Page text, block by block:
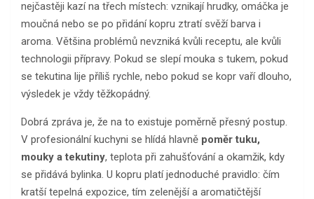
nejčastěji kazí na třech místech: vznikají hrudky, omáčka je
moučná nebo se po přidání kopru ztratí svěží barva i
aroma. Většina problémů nevzniká kvůli receptu, ale kvůli
technologii přípravy. Pokud se slepí mouka s tukem, pokud
se tekutina lije příliš rychle, nebo pokud se kopr vaří dlouho,
výsledek je vždy těžkopádný.
Dobrá zpráva je, že na to existuje poměrně přesný postup.
V profesionální kuchyni se hlídá hlavně poměr tuku,
mouky a tekutiny, teplota při zahušťování a okamžik, kdy
se přidává bylinka. U kopru platí jednoduché pravidlo: čím
kratší tepelná expozice, tím zelenější a aromatičtější